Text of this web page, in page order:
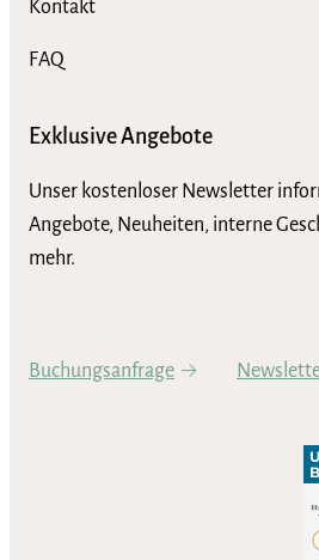
Kontakt
FAQ
Exklusive Angebote
Unser kostenloser Newsletter
Angebote, Neuheiten, interne
mehr.
Buchungsanfrage